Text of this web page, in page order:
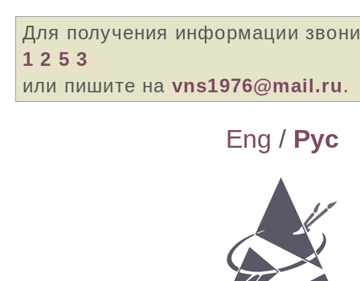
Для получения информации
1 2 5 3
или пишите на vns1976@mail.ru.
Eng / Pyc